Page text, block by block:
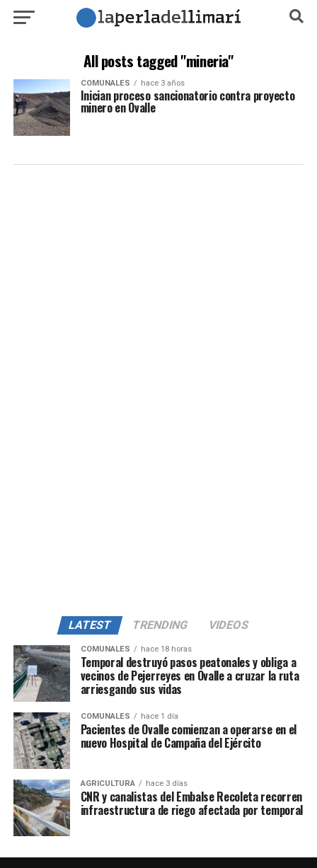
All posts tagged "mineria"
COMUNALES hace 3 años
Inician proceso sancionatorio contra proyecto
minero en Ovalle
LATEST TRENDING VIDEOS
COMUNALES hace 18 horas
Temporal destruyó pasos peatonales y obliga a
vecinos de Pejerreyes en Ovalle a cruzar la ruta
arriesgando sus vidas
COMUNALES hace 1 día
Pacientes de Ovalle comienzan a operarse en el
nuevo Hospital de Campaña del Ejército
AGRICULTURA hace 3 días
CNR y canalistas del Embalse Recoleta recorren
infraestructura de riego afectada por temporal